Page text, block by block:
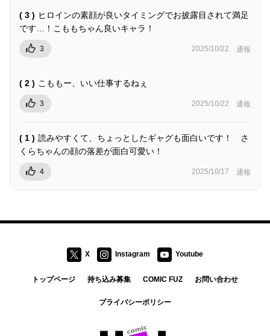
( 3 ) ヒロインの素顔が良いタイミングでお披露目されて満足
です…！こももちゃん良いキャラ！
3 2025/10/22 通報
( 2 ) こももー、いい仕事するねぇ
3 2025/10/22 通報
( 1 ) 読みやすくて、ちょっとしたギャグも面白いです！ さ
くらちゃんの顔の落差が面白可愛い！
4 2025/10/17 通報
X Instagram Youtube
トップページ 持ち込み募集 COMIC FUZ お問い合わせ
プライバシーポリシー